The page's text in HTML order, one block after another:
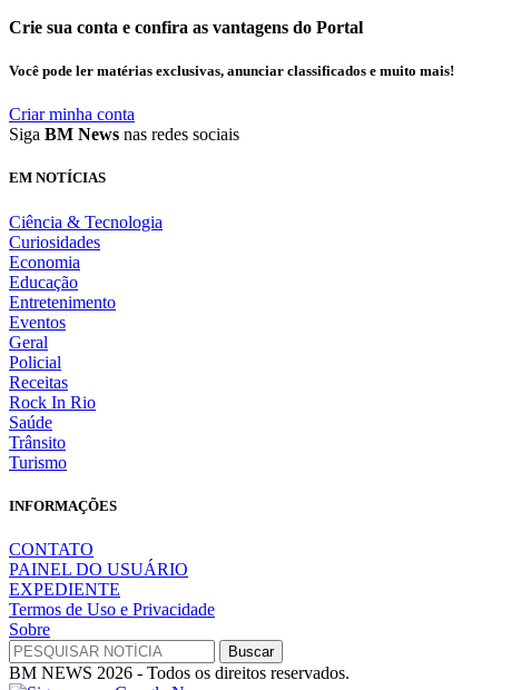
Crie sua conta e confira as vantagens do Portal
Você pode ler matérias exclusivas, anunciar classificados e muito mais!
Criar minha conta
Siga BM News nas redes sociais
EM NOTÍCIAS
Ciência & Tecnologia
Curiosidades
Economia
Educação
Entretenimento
Eventos
Geral
Policial
Receitas
Rock In Rio
Saúde
Trânsito
Turismo
INFORMAÇÕES
CONTATO
PAINEL DO USUÁRIO
EXPEDIENTE
Termos de Uso e Privacidade
Sobre
BM NEWS 2026 - Todos os direitos reservados.